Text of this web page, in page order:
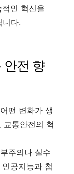
인 혁신을
니다.
안전 향
떤 변화가 생
교통안전의 혁
주의나 실수
공지능과 첨